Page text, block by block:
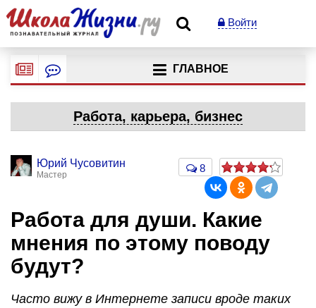
Войти
ГЛАВНОЕ
Работа, карьера, бизнес
Юрий Чусовитин
Мастер
8
Работа для души. Какие
мнения по этому поводу
будут?
Часто вижу в Интернете записи вроде таких